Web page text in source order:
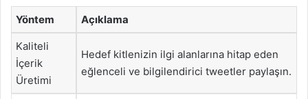
Yöntem Açıklama
Kaliteli
İçerik
Üretimi
Hedef kitlenizin ilgi alanlarına hitap eden
eğlenceli ve bilgilendirici tweetler paylaşın.